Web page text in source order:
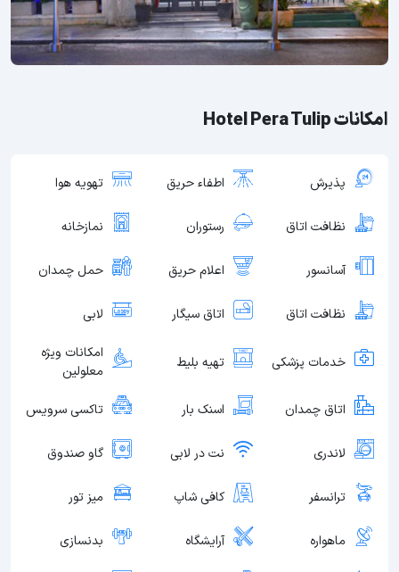
امکانات Hotel Pera Tulip
پذیرش اطفاء حریق تهویه هوا
نظافت اتاق رستوران نمازخانه
آسانسور اعلام حریق حمل چمدان
نظافت اتاق اتاق سیگار لابی
خدمات پزشکی تهیه بلیط
امکانات ویژه
معلولین
اتاق چمدان اسنک بار تاکسی سرویس
لاندری نت در لابی گاو صندوق
ترانسفر کافی شاپ میز تور
ماهواره آرایشگاه بدنسازی